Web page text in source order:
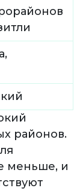
районов.
меньше, и